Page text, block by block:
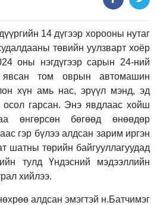
14 дүгээр хорооны нутаг
төвийн уулзварт хоёр
оны нэгдүгээр сарын 24-ний
явсан том оврын автомашин
хүн амь нас, эрүүл мэнд, эд
осол гарсан. Энэ явдлаас хойш
өнгөрсөн бөгөөд өнөөдөр
гэр бүлээ алдсан зарим иргэн
шатны төрийн байгууллагуудад
тулд Үндэсний мэдээллийн
хийлээ.
алдсан эмэгтэй н.Батчимэг